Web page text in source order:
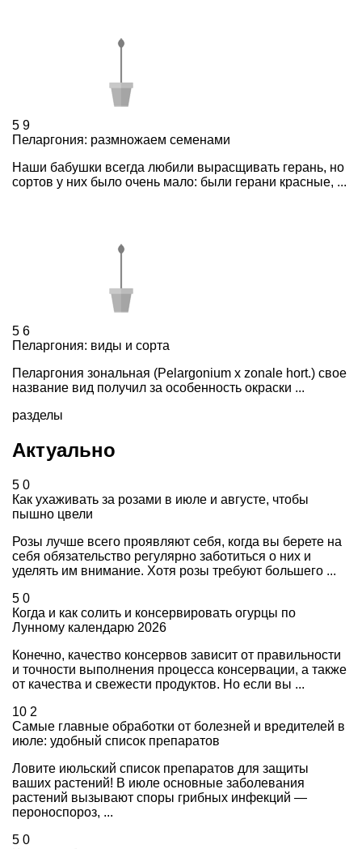
5 9
Пеларгония: размножаем семенами
Наши бабушки всегда любили вырасщивать герань, но
сортов у них было очень мало: были герани красные, ...
5 6
Пеларгония: виды и сорта
Пеларгония зональная (Pelargonium х zonale hort.) свое
название вид получил за особенность окраски ...
разделы
Актуально
5 0
Как ухаживать за розами в июле и августе, чтобы
пышно цвели
Розы лучше всего проявляют себя, когда вы берете на
себя обязательство регулярно заботиться о них и
уделять им внимание. Хотя розы требуют большего ...
5 0
Когда и как солить и консервировать огурцы по
Лунному календарю 2026
Конечно, качество консервов зависит от правильности
и точности выполнения процесса консервации, а также
от качества и свежести продуктов. Но если вы ...
10 2
Самые главные обработки от болезней и вредителей в
июле: удобный список препаратов
Ловите июльский список препаратов для защиты
ваших растений! В июле основные заболевания
растений вызывают споры грибных инфекций —
пероноспороз, ...
5 0